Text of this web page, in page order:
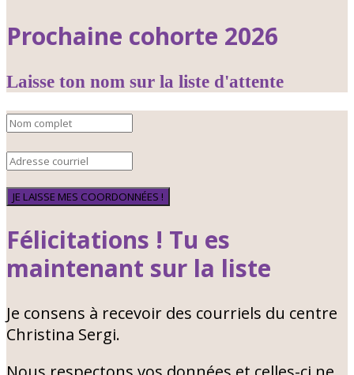
Prochaine cohorte 2026
Laisse ton nom sur la liste d'attente
JE LAISSE MES COORDONNÉES !
Félicitations ! Tu es
maintenant sur la liste
Je consens à recevoir des courriels du centre
Christina Sergi.